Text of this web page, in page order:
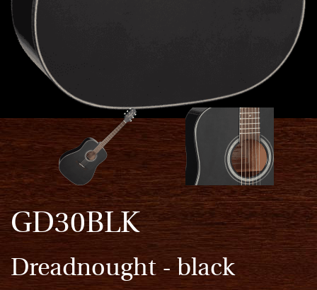
GD30BLK
Dreadnought - black